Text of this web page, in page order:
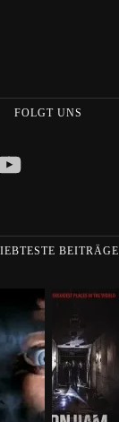
FOLGT UNS
BEITRÄGE